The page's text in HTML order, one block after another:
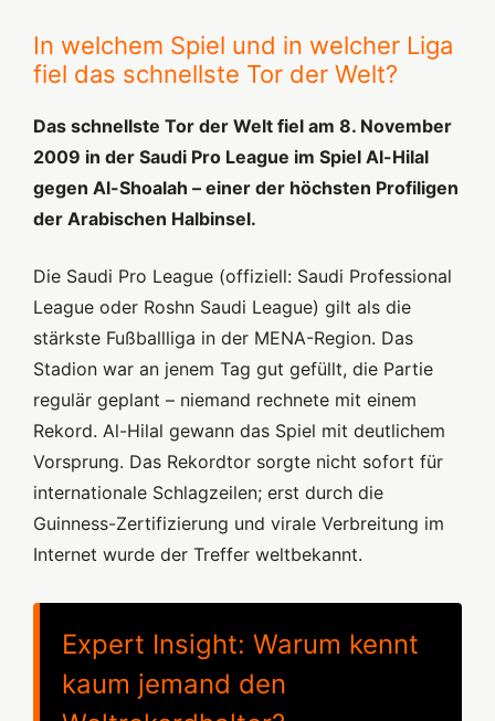
In welchem Spiel und in welcher Liga
fiel das schnellste Tor der Welt?
Das schnellste Tor der Welt fiel am 8. November
2009 in der Saudi Pro League im Spiel Al-Hilal
gegen Al-Shoalah – einer der höchsten Profiligen
der Arabischen Halbinsel.
Die Saudi Pro League (offiziell: Saudi Professional
League oder Roshn Saudi League) gilt als die
stärkste Fußballliga in der MENA-Region. Das
Stadion war an jenem Tag gut gefüllt, die Partie
regulär geplant – niemand rechnete mit einem
Rekord. Al-Hilal gewann das Spiel mit deutlichem
Vorsprung. Das Rekordtor sorgte nicht sofort für
internationale Schlagzeilen; erst durch die
Guinness-Zertifizierung und virale Verbreitung im
Internet wurde der Treffer weltbekannt.
Expert Insight: Warum kennt
kaum jemand den